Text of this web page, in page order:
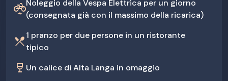
electric_bikeNoleggio della Vespa Elettrica per un giorno
(consegnata già con il massimo della ricarica)
restaurant_menu1 pranzo per due persone in un ristorante
tipico
wine_bar Un calice di Alta Langa in omaggio